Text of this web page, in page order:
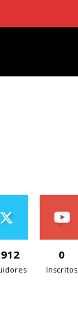
0
Inscritos